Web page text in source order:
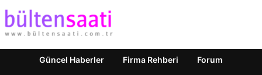
Güncel Haberler Firma Rehberi Forum